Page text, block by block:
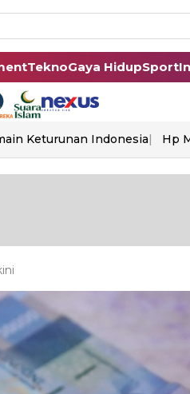
TeknoGaya HidupSport
Keturunan Indonesia Hp